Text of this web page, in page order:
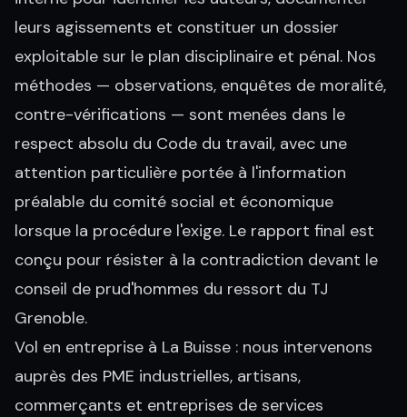
leurs agissements et constituer un dossier
exploitable sur le plan disciplinaire et pénal. Nos
méthodes — observations, enquêtes de moralité,
contre-vérifications — sont menées dans le
respect absolu du Code du travail, avec une
attention particulière portée à l'information
préalable du comité social et économique
lorsque la procédure l'exige. Le rapport final est
conçu pour résister à la contradiction devant le
conseil de prud'hommes du ressort du TJ
Grenoble.
Vol en entreprise à La Buisse : nous intervenons
auprès des PME industrielles, artisans,
commerçants et entreprises de services